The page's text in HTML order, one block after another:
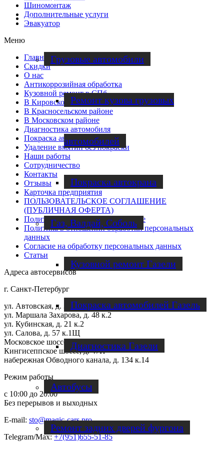
Ремонт фургонов
Грузовые автомобили
Ремонт кузова грузовых
автомобилей
Покраска автокрана
Газ, Валдай, Соболь
Кузовной ремонт Газели
Покраска автомобилей Газель
Диагностика Газели
Автобусы
Ремонт задних дверей фургона
Шиномонтаж
Дополнительные услуги
Эвакуатор
Меню
Главная
Скидки
О нас
Антикоррозийная обработка
Кузовной ремонт в СПб
В Кировском районе
В Красносельском районе
В Московском районе
Диагностика автомобиля
Покраска авто
Удаление вмятин без покраски
Наши работы
Cотрудничество
Контакты
Отзывы
Карточка предприятия
ПОЛЬЗОВАТЕЛЬСКОЕ СОГЛАШЕНИЕ
(ПУБЛИЧНАЯ ОФЕРТА)
Политика обработки файлов cookie
Политика в отношении обработки персональных
данных
Согласие на обработку персональных данных
Статьи
Адреса автосервисов
г. Санкт-Петербург
ул. Автовская, д. 31П
ул. Маршала Захарова, д. 48 к.2
ул. Кубинская, д. 21 к.2
ул. Салова, д. 57 к.1Щ
Московское шоссе, д. 13 к.8Е
Кингисеппское шоссе, д. 47И
набережная Обводного канала, д. 134 к.14
Режим работы
с 10:00 до 20:00
Без перерывов и выходных
E-mail: sto@magic-cars.pro
Telegram/Max:+7(951)655-51-85